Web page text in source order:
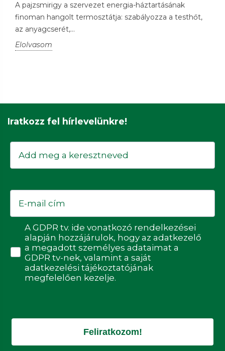
A pajzsmirigy a szervezet energia-háztartásának
finoman hangolt termosztátja: szabályozza a testhőt,
az anyagcserét,...
Elolvasom
Iratkozz fel hírlevelünkre!
Keresztnév
Email
Adatvédelmi hozzájárulás
A GDPR tv. ide vonatkozó rendelkezései
alapján hozzájárulok, hogy az adatkezelő
a megadott személyes adataimat a
GDPR tv-nek, valamint a saját
adatkezelési tájékoztatójának
megfelelően kezelje.
Feliratkozom!